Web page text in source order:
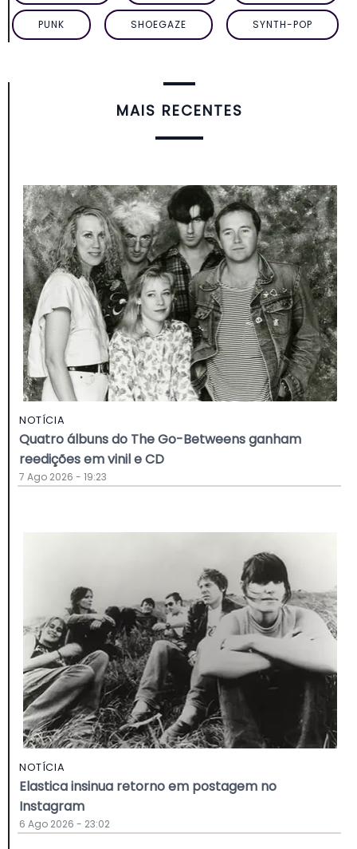
PUNK SHOEGAZE SYNTH-POP
MAIS RECENTES
NOTÍCIA
Quatro álbuns do The Go-Betweens ganham
reedições em vinil e CD
7 Ago 2026 - 19:23
NOTÍCIA
Elastica insinua retorno em postagem no
Instagram
6 Ago 2026 - 23:02